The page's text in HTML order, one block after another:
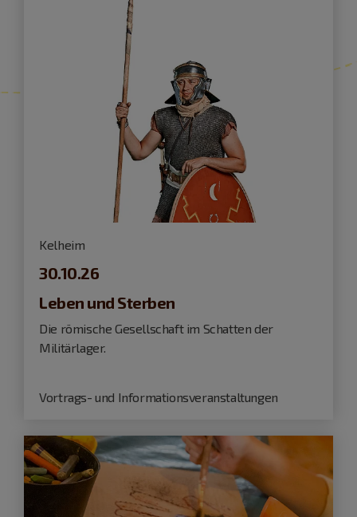
Kelheim
30.10.26
Leben und Sterben
Die römische Gesellschaft im Schatten der
Militärlager.
Vortrags- und Informationsveranstaltungen